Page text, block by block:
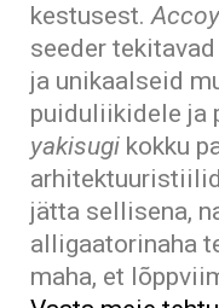
kestusest.
seeder
ja unikaalseid
puiduliikidele ja
yakisugi kokku
jätta sellisena,
alligaatorinaha
maha, et